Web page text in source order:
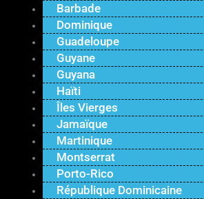
Barbade
Dominique
Guadeloupe
Guyane
Guyana
Haïti
Îles Vierges
Jamaïque
Martinique
Montserrat
Porto-Rico
République Dominicaine